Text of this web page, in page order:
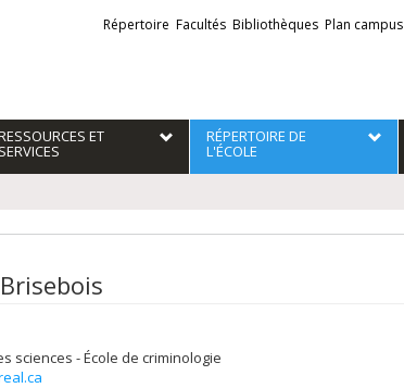
Liens
externes
Répertoire Facultés Bibliothèques Plan campus
ET
SERVICES
RÉPERTOIRE DE
L'ÉCOLE
sciences - École de criminologie